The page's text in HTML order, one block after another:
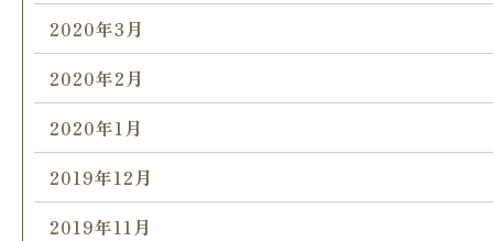
2020年3月
2020年2月
2020年1月
2019年12月
2019年11月